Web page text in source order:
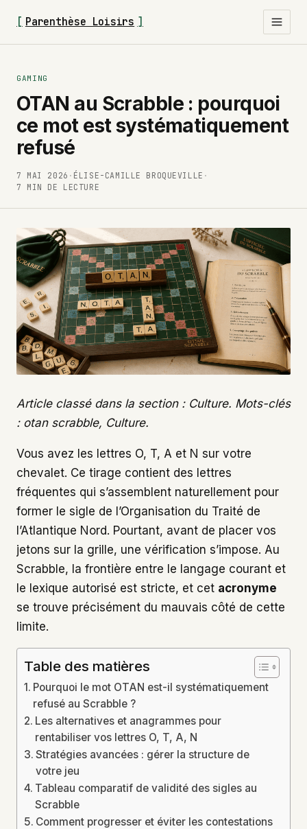
[ Parenthèse Loisirs ]
GAMING
OTAN au Scrabble : pourquoi
ce mot est systématiquement
refusé
7 MAI 2026 · ÉLISE-CAMILLE BROQUEVILLE ·
7 MIN DE LECTURE
Article classé dans la section : Culture. Mots-clés
: otan scrabble, Culture.
Vous avez les lettres O, T, A et N sur votre
chevalet. Ce tirage contient des lettres
fréquentes qui s’assemblent naturellement pour
former le sigle de l’Organisation du Traité de
l’Atlantique Nord. Pourtant, avant de placer vos
jetons sur la grille, une vérification s’impose. Au
Scrabble, la frontière entre le langage courant et
le lexique autorisé est stricte, et cet acronyme
se trouve précisément du mauvais côté de cette
limite.
Table des matières
Pourquoi le mot OTAN est-il systématiquement
refusé au Scrabble ?
Les alternatives et anagrammes pour
rentabiliser vos lettres O, T, A, N
Stratégies avancées : gérer la structure de
votre jeu
Tableau comparatif de validité des sigles au
Scrabble
Comment progresser et éviter les contestations